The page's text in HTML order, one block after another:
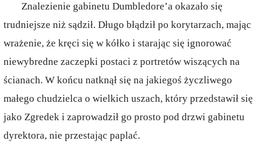
Znalezienie gabinetu Dumbledore’a okazało się
trudniejsze niż sądził. Długo błądził po korytarzach, mając
wrażenie, że kręci się w kółko i starając się ignorować
niewybredne zaczepki postaci z portretów wiszących na
ścianach. W końcu natknął się na jakiegoś życzliwego
małego chudzielca o wielkich uszach, który przedstawił się
jako Zgredek i zaprowadził go prosto pod drzwi gabinetu
dyrektora, nie przestając paplać.